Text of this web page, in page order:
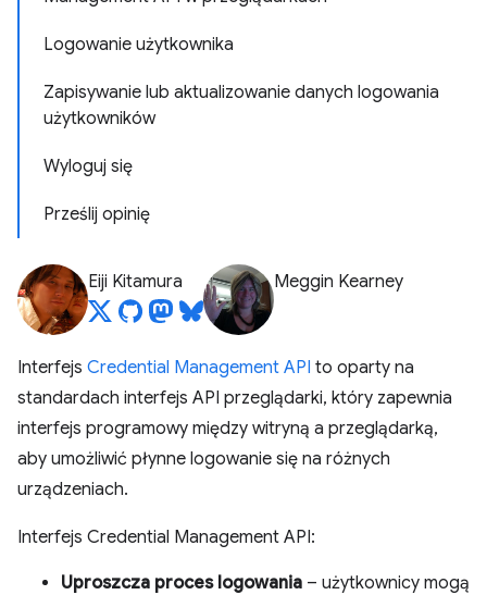
Logowanie użytkownika
Zapisywanie lub aktualizowanie danych logowania
użytkowników
Wyloguj się
Prześlij opinię
Eiji Kitamura Meggin Kearney
Interfejs Credential Management API to oparty na
standardach interfejs API przeglądarki, który zapewnia
interfejs programowy między witryną a przeglądarką,
aby umożliwić płynne logowanie się na różnych
urządzeniach.
Interfejs Credential Management API:
Uproszcza proces logowania – użytkownicy mogą